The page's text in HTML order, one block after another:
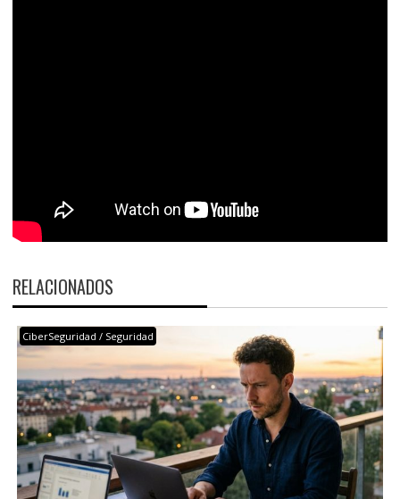
RELACIONADOS
CiberSeguridad / Seguridad